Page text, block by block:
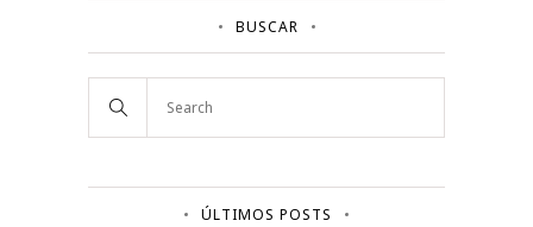
BUSCAR
ÚLTIMOS POSTS